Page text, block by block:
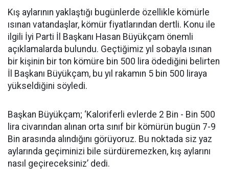
Kış aylarının yaklaştığı bugünlerde özellikle kömürle
ısınan vatandaşlar, kömür fiyatlarından dertli. Konu ile
ilgili İyi Parti İl Başkanı Hasan Büyükçam önemli
açıklamalarda bulundu. Geçtiğimiz yıl sobayla ısınan
bir kişinin bir ton kömüre bin 500 lira ödediğini belirten
İl Başkanı Büyükçam, bu yıl rakamın 5 bin 500 liraya
yükseldiğini söyledi.
Başkan Büyükçam; ‘Kaloriferli evlerde 2 Bin - Bin 500
lira civarından alınan orta sınıf bir kömürün bugün 7-9
Bin arasında alındığını görüyoruz. Bu noktada siz yaz
aylarında geçiminizi bile sürdüremezken, kış aylarını
nasıl geçireceksiniz’ dedi.